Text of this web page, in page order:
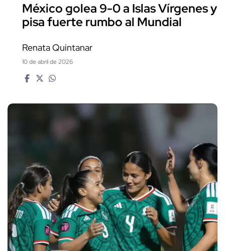
México golea 9-0 a Islas Vírgenes y
pisa fuerte rumbo al Mundial
Renata Quintanar
10 de abril de 2026